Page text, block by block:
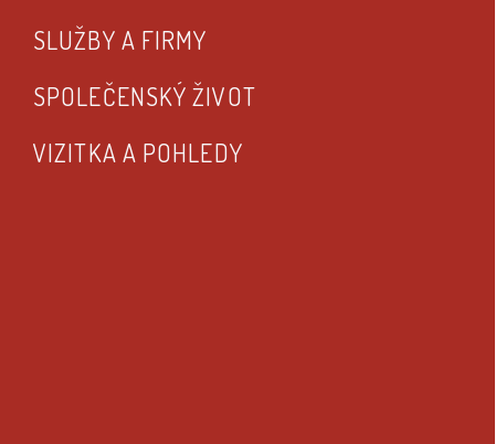
SLUŽBY A FIRMY
SPOLEČENSKÝ ŽIVOT
VIZITKA A POHLEDY